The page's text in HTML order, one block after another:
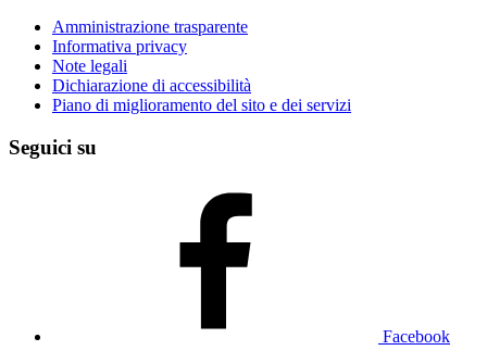
Amministrazione trasparente
Informativa privacy
Note legali
Dichiarazione di accessibilità
Piano di miglioramento del sito e dei servizi
Seguici su
Facebook